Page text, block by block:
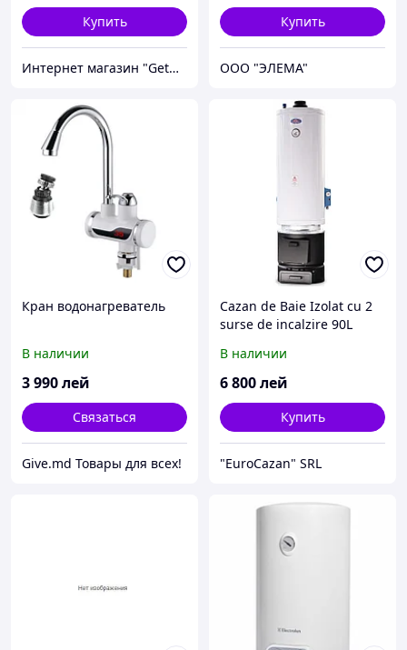
Купить
Интернет магазин "GetGift"
Купить
ООО "ЭЛЕМА"
Кран водонагреватель
В наличии
3 990лей
Связаться
Give.md Товары для всех!
Cazan de Baie Izolat cu 2
surse de incalzire 90L
В наличии
6 800лей
Купить
"EuroCazan" SRL